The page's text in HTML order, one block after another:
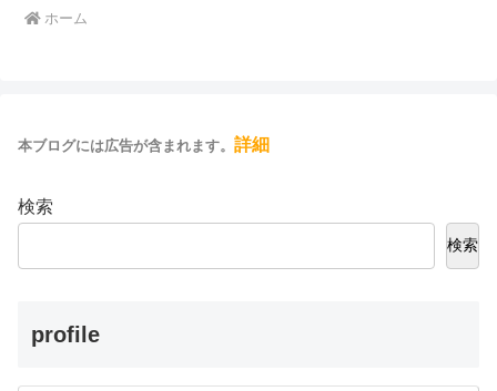
ホーム
本ブログには広告が含まれます。 詳細
検索
検索
profile